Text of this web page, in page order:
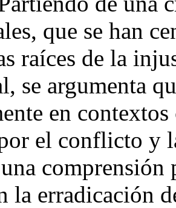
que se han
raíces de la
se argumenta
en
el conflicto y
la erradicación